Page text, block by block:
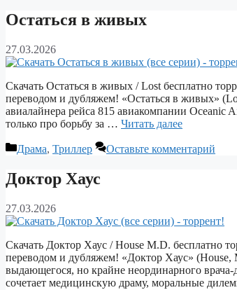
Остаться в живых
27.03.2026
Скачать Остаться в живых / Lost бесплатно
переводом и дубляжем! «Остаться в живых»
авиалайнера рейса 815 авиакомпании Oceanic
только про борьбу за … Читать далее
Рубрики
Драма, Триллер Оставьте комментарий
Доктор Хаус
27.03.2026
Скачать Доктор Хаус / House M.D. бесплатно
переводом и дубляжем! «Доктор Хаус»
выдающегося, но крайне неординарного
сочетает медицинскую драму, моральные